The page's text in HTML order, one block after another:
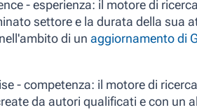
- esperienza: il motore di
settore e la durata della sua
di un aggiornamento di
-competenza: il motore di
da autori qualificati e con un